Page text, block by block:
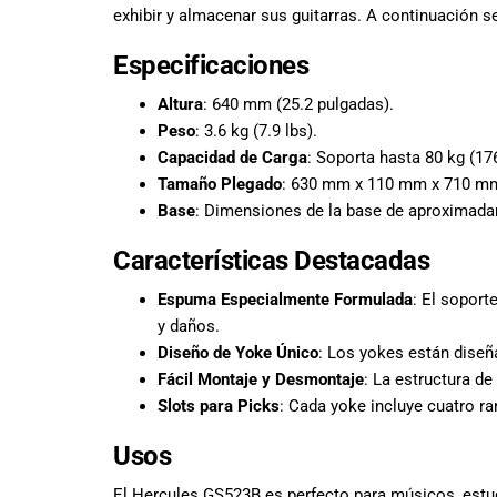
todas las
necesidades
musicales.
Nuestro equipo
de expertos en
música está
aquí para
ayudarte a
encontrar el
equipo de
audio
adecuado para
ti, y ofrecerte el
mejor servicio
al cliente
posible.
ofrecemos
precios
exhibir y almacenar sus guitarras. A continuación
Especificaciones
Altura: 640 mm (25.2 pulgadas).
Peso: 3.6 kg (7.9 lbs).
Capacidad de Carga: Soporta hasta 80 kg
Tamaño Plegado: 630 mm x 110 mm x 710
Base: Dimensiones de la base de
Características Destacadas
Espuma Especialmente Formulada: El
y daños.
Diseño de Yoke Único: Los yokes están
Fácil Montaje y Desmontaje: La estructura
Slots para Picks: Cada yoke incluye cuatro
Usos